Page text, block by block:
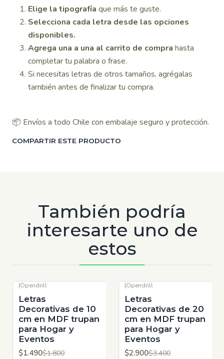
Elige la tipografía que más te guste.
Selecciona cada letra desde las opciones
disponibles.
Agrega una a una al carrito de compra hasta
completar tu palabra o frase.
Si necesitas letras de otros tamaños, agrégalas
también antes de finalizar tu compra.
📦 Envíos a todo Chile con embalaje seguro y protección.
COMPARTIR ESTE PRODUCTO
También podría
interesarte uno de
estos
|Opendrill
Letras
Decorativas de 10
cm en MDF trupan
para Hogar y
Eventos
$1.490$1.800
|Opendrill
Letras
Decorativas de 20
cm en MDF trupan
para Hogar y
Eventos
$2.900$3.400